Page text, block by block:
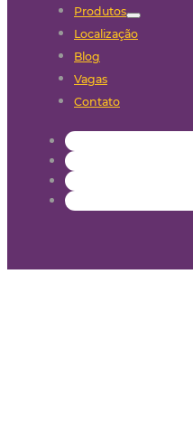
Produtos
Localização
Blog
Vagas
Contato